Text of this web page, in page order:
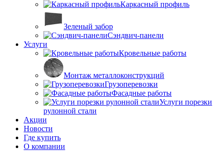
Каркасный профиль
Зеленый забор
Сэндвич-панели
Услуги
Кровельные работы
Монтаж металлоконструкций
Грузоперевозки
Фасадные работы
Услуги порезки
рулонной стали
Акции
Новости
Где купить
О компании